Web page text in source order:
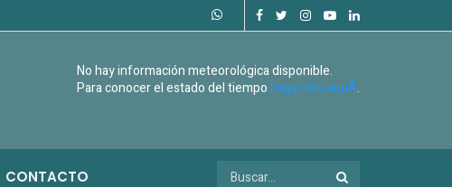
No hay información meteorológica disponible.
Para conocer el estado del tiempohaga click aquÃ­.
CONTACTO